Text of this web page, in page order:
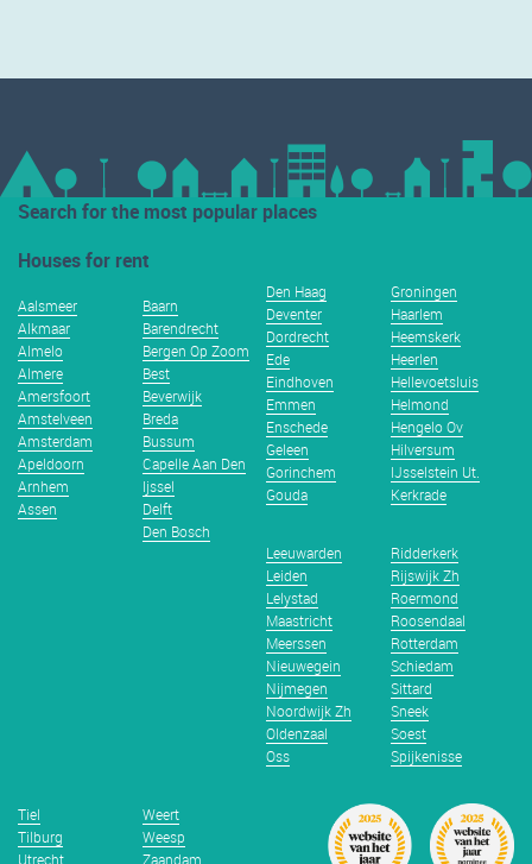
Search for the most popular places
Houses for rent
Aalsmeer
Alkmaar
Almelo
Almere
Amersfoort
Amstelveen
Amsterdam
Apeldoorn
Arnhem
Assen
Baarn
Barendrecht
Bergen Op Zoom
Best
Beverwijk
Breda
Bussum
Capelle Aan Den
Ijssel
Delft
Den Bosch
Den Haag
Deventer
Dordrecht
Ede
Eindhoven
Emmen
Enschede
Geleen
Gorinchem
Gouda
Groningen
Haarlem
Heemskerk
Heerlen
Hellevoetsluis
Helmond
Hengelo Ov
Hilversum
IJsselstein Ut.
Kerkrade
Leeuwarden
Leiden
Lelystad
Maastricht
Meerssen
Nieuwegein
Nijmegen
Noordwijk Zh
Oldenzaal
Oss
Ridderkerk
Rijswijk Zh
Roermond
Roosendaal
Rotterdam
Schiedam
Sittard
Sneek
Soest
Spijkenisse
Tiel
Tilburg
Utrecht
Weert
Weesp
Zaandam